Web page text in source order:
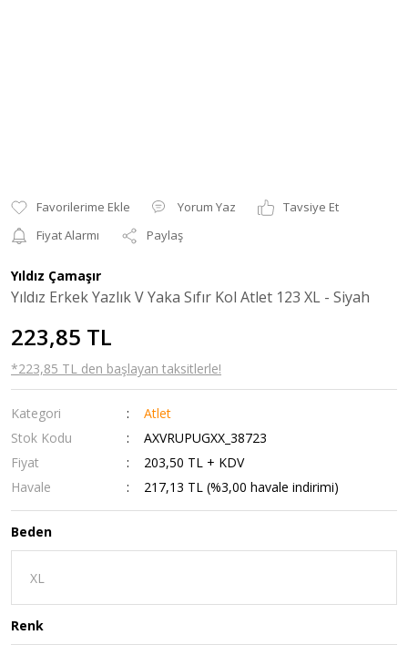
Yorum Yaz
Tavsiye Et
Fiyat Alarmı
Paylaş
Yıldız Çamaşır
Yıldız Erkek Yazlık V Yaka Sıfır Kol Atlet 123 XL - Siyah
223,85 TL
*223,85 TL den başlayan taksitlerle!
Kategori
Atlet
Stok Kodu
AXVRUPUGXX_38723
Fiyat
203,50 TL + KDV
Havale
217,13 TL (%3,00 havale indirimi)
Beden
Renk